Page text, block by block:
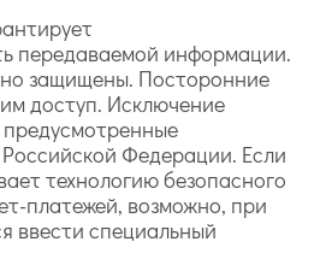
передаваемой информации.
защищены. Посторонние
доступ. Исключение
Федерации. Если
технологию безопасного
платежей, возможно, при
ввести специальный